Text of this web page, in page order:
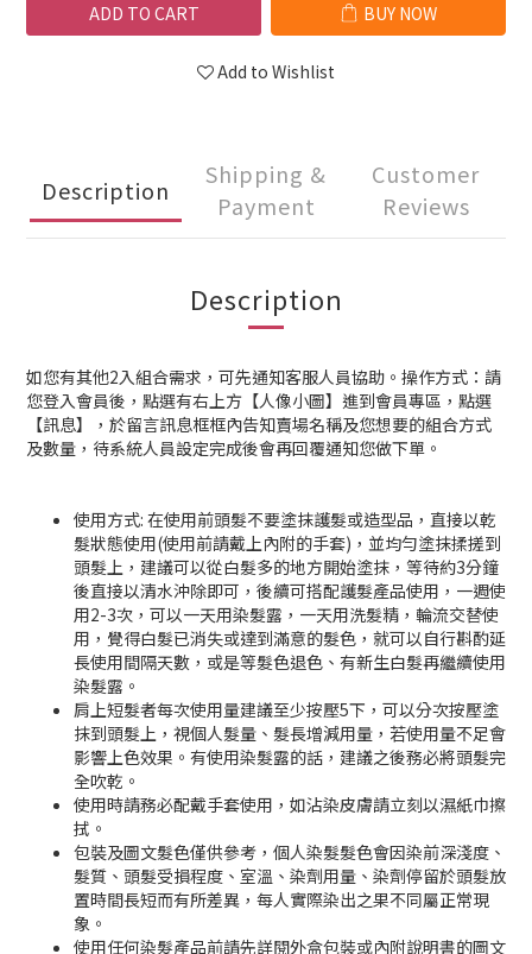
ADD TO CART BUY NOW
Add to Wishlist
Description
Shipping &
Payment
Customer
Reviews
Description
如您有其他2入組合需求，可先通知客服人員協助。操作方式：請
您登入會員後，點選有右上方【人像小圖】進到會員專區，點選
【訊息】，於留言訊息框框內告知賣場名稱及您想要的組合方式
及數量，待系統人員設定完成後會再回覆通知您做下單。
使用方式: 在使用前頭髮不要塗抹護髮或造型品，直接以乾
髮狀態使用(使用前請戴上內附的手套)，並均勻塗抹揉搓到
頭髮上，建議可以從白髮多的地方開始塗抹，等待約3分鐘
後直接以清水沖除即可，後續可搭配護髮產品使用，一週使
用2-3次，可以一天用染髮露，一天用洗髮精，輪流交替使
用，覺得白髮已消失或達到滿意的髮色，就可以自行斟酌延
長使用間隔天數，或是等髮色退色、有新生白髮再繼續使用
染髮露。
肩上短髮者每次使用量建議至少按壓5下，可以分次按壓塗
抹到頭髮上，視個人髮量、髮長增減用量，若使用量不足會
影響上色效果。有使用染髮露的話，建議之後務必將頭髮完
全吹乾。
使用時請務必配戴手套使用，如沾染皮膚請立刻以濕紙巾擦
拭。
包裝及圖文髮色僅供參考，個人染髮髮色會因染前深淺度、
髮質、頭髮受損程度、室溫、染劑用量、染劑停留於頭髮放
置時間長短而有所差異，每人實際染出之果不同屬正常現
象。
使用任何染髮產品前請先詳閱外盒包裝或內附說明書的圖文